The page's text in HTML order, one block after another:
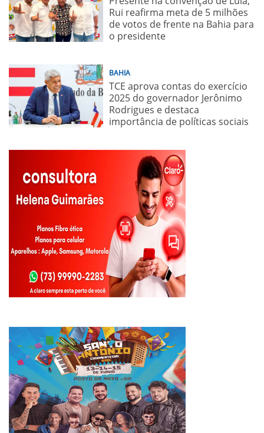
Rui reafirma meta de 5 milhões
de votos de frente na Bahia para
o presidente
BAHIA
TCE aprova contas do exercício
2025 do governador Jerônimo
Rodrigues e destaca
importância de políticas sociais